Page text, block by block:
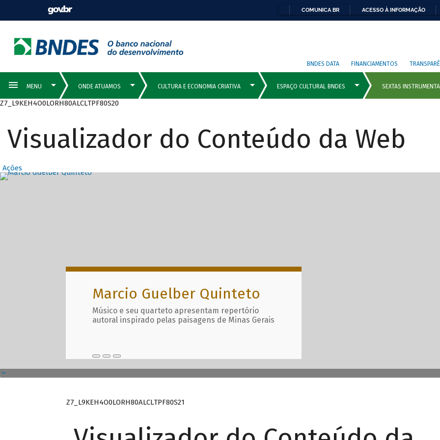
COMUNICA BR ACESSO À INFORMAÇÃO
BNDES DATA FINANCIAMENTOS
Z7_L9KEH4O0LORH80ALCLTPF80S20
Visualizador do Conteúdo da Web
Ações
Destaques Principais com
Marcio Guelber Quinteto
Músico e seu quarteto apresentam repertório
autoral inspirado pelas paisagens de Minas Gerais
Z7_L9KEH4O0LORH80ALCLTPF80S21